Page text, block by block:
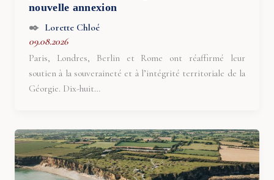
nouvelle annexion
Lorette Chloé
09.08.2026
Paris, Londres, Berlin et Rome ont réaffirmé leur
soutien à la souveraineté et à l’intégrité territoriale de la
Géorgie. Dix-huit…